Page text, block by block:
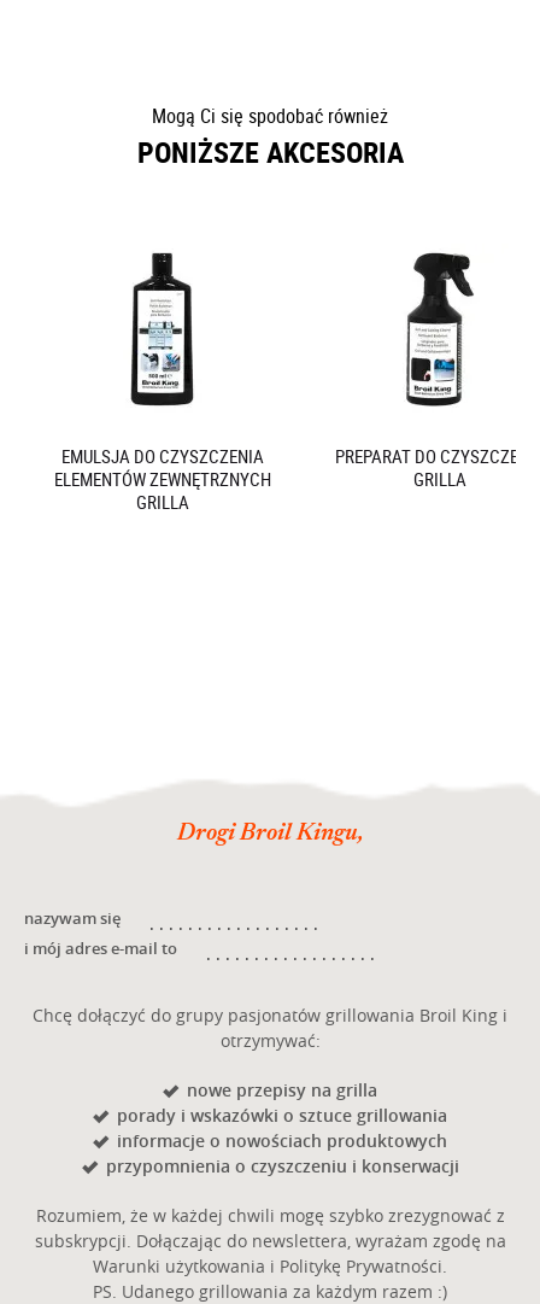
Mogą Ci się spodobać również
PONIŻSZE AKCESORIA
EMULSJA DO CZYSZCZENIA
ELEMENTÓW ZEWNĘTRZNYCH
GRILLA
PREPARAT DO
GRILLA
Drogi Broil Kingu,
nazywam się
i mój adres e-mail to
Chcę dołączyć do grupy pasjonatów grillowania Broil King i
otrzymywać:
nowe przepisy na grilla
porady i wskazówki o sztuce grillowania
informacje o nowościach produktowych
przypomnienia o czyszczeniu i konserwacji
Rozumiem, że w każdej chwili mogę szybko zrezygnować z
subskrypcji. Dołączając do newslettera, wyrażam zgodę na
Warunki użytkowania i Politykę Prywatności.
PS. Udanego grillowania za każdym razem :)